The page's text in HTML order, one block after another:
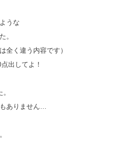
うな
。
全く違う内容です）
出してよ！
ありません…